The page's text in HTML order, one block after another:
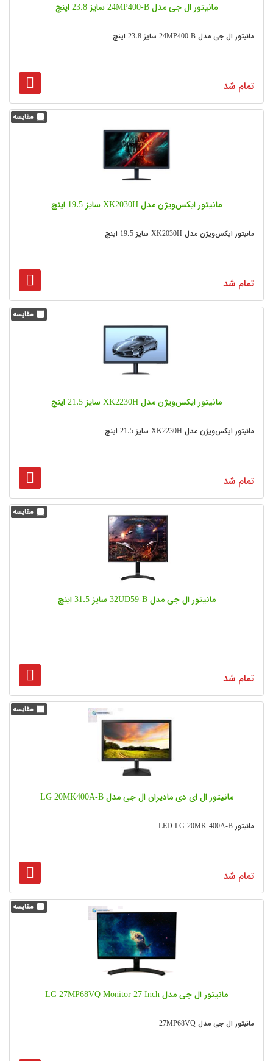
مانیتور ال جی مدل 24MP400-B سایز 23.8 اینچ
مانیتور ال جی مدل 24MP400-B سایز 23.8 اینچ
تمام شد
مانیتور ایکس‌ویژن مدل XK2030H سایز 19.5 اینچ
مانیتور ایکس‌ویژن مدل XK2030H سایز 19.5 اینچ
تمام شد
مانیتور ایکس‌ویژن مدل XK2230H سایز 21.5 اینچ
مانیتور ایکس‌ویژن مدل XK2230H سایز 21.5 اینچ
تمام شد
مانیتور ال جی مدل 32UD59-B سایز 31.5 اینچ
تمام شد
مانیتور ال ای دی مادیران ال جی مدل LG 20MK400A-B
مانیتور LED LG 20MK 400A-B
تمام شد
مانیتور ال جی مدل LG 27MP68VQ Monitor 27 Inch
مانیتور ال جی مدل 27MP68VQ